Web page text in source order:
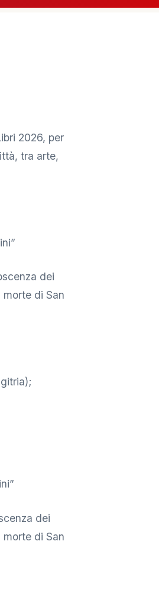
2026, per
tra arte,
dei
di San
dei
di San